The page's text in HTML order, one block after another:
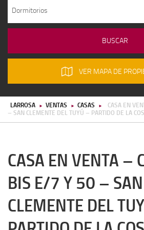
VER MAPA DE
LARROSA ► VENTAS ► CASAS ►
CASA EN
– SAN CLEMENTE DEL TUYÚ – PARTIDO DE LA
CASA EN VENTA –
BIS E/7 Y 50 – SAN
CLEMENTE DEL